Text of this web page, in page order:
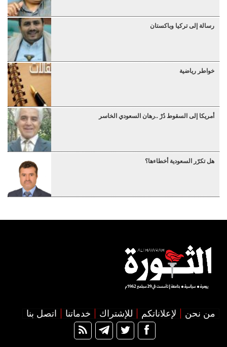
رسالة إلى تركيا وباكستان
خواطر رياضية
أمريكا إلى السقوط دُرْ ..رهان السعودي الخاسر
هل تكرّر السعودية أخطاءها؟
من نحن لإعلاناتكم للإشتراك خدماتنا اتصل بنا